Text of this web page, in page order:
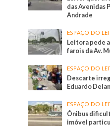
das Avenidas
Andrade
ESPAÇO DO
Leitora pede
farois da Av.
ESPAÇO DO
Descarte
Eduardo
ESPAÇO DO
Ônibus
imóvel